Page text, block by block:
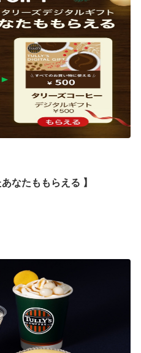
なたももらえる ​】
ジタルギフト2,000円分を
タルギフトがもらえるキャ